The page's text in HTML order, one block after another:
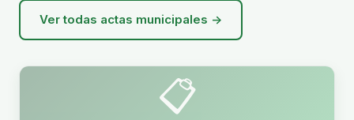
Ver todas actas municipales →
📋